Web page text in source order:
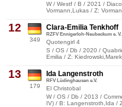
W / Westf / B / 2021 /
Vormann,Lukas / Z:
12
349
Clara-Emilia Tenkhoff
RZFV Ennigerloh-Neubeckum e. V.
Quotengirl 4
S / OS / Db / 2020 /
Emilia / Z: Kiedrowski,Marek
13
179
Ida Langenstroth
RFV Lüdinghausen e.V.
El Christobal
W / OS / Db / 2013 /
IV) / B: Langenstroth,Ida /